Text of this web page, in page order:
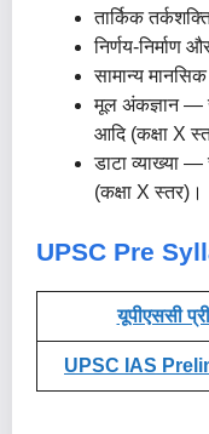
तार्किक
निर्णय-निर्माण
सामान्य मानसिक
मूल अंकज्ञान —
आदि (कक्षा X
डाटा व्याख्या —
(कक्षा X स्तर)।
UPSC Pre
यूपीएससी
UPSC IAS